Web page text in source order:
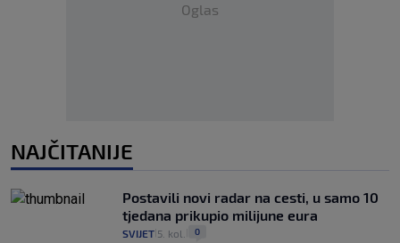
Oglas
NAJČITANIJE
Postavili novi radar na cesti, u samo 10
tjedana prikupio milijune eura
SVIJET 5. kol. 0